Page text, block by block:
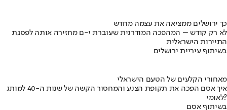
כך ירושלים ממציאה את עצמה מחדש
לא רק קודש – המהפכה המודרנית שעוברת י-ם מחזירה אותה לפסגת
התיירות הישראלית
בשיתוף עיריית ירושלים
מאחורי הקלעים של הטעם הישראלי
איך אסם הפכה את תקופת הצנע והמחסור הקשה של שנות ה-40 למותג
לאומי?
בשיתוף אסם